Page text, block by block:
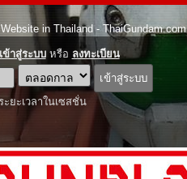
in Thailand - ThaiGundam.com
เข้าสู่ระบบหรือ ลงทะเบียน
ยะเวลาในเซสชั่น